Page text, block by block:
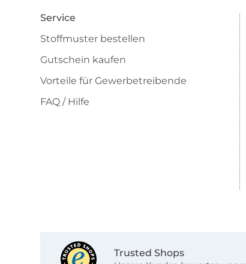
Service
Stoffmuster bestellen
Gutschein kaufen
Vorteile für Gewerbetreibende
FAQ / Hilfe
Trusted Shops